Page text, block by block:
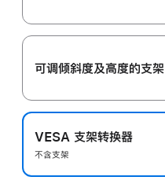
可调倾斜度及高‍度的支‍架
VESA 支架转换器
不含支架